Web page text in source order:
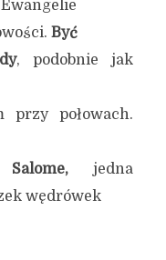
Być
, podobnie jak
przy połowach.
jedna
wędrówek